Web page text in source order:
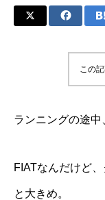
この
ランニングの途中
FIATなんだけど
と大きめ。